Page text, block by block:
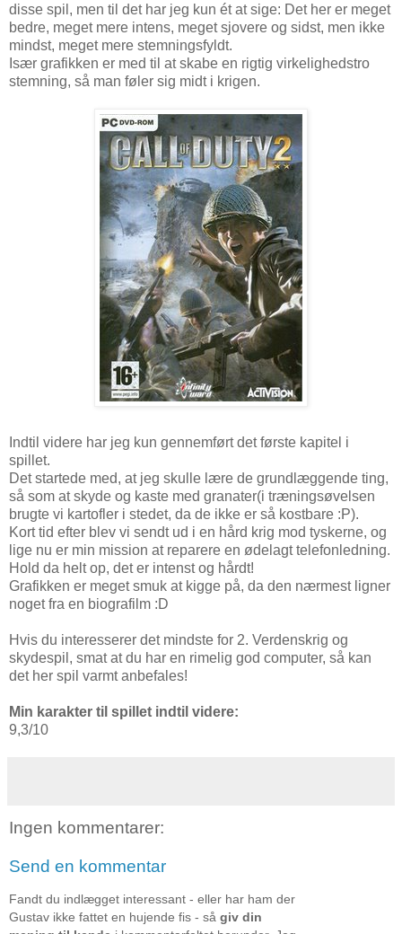
disse spil, men til det har jeg kun ét at sige: Det her er meget
bedre, meget mere intens, meget sjovere og sidst, men ikke
mindst, meget mere stemningsfyldt.
Især grafikken er med til at skabe en rigtig virkelighedstro
stemning, så man føler sig midt i krigen.
Indtil videre har jeg kun gennemført det første kapitel i
spillet.
Det startede med, at jeg skulle lære de grundlæggende ting,
så som at skyde og kaste med granater(i træningsøvelsen
brugte vi kartofler i stedet, da de ikke er så kostbare :P).
Kort tid efter blev vi sendt ud i en hård krig mod tyskerne, og
lige nu er min mission at reparere en ødelagt telefonledning.
Hold da helt op, det er intenst og hårdt!
Grafikken er meget smuk at kigge på, da den nærmest ligner
noget fra en biografilm :D
Hvis du interesserer det mindste for 2. Verdenskrig og
skydespil, smat at du har en rimelig god computer, så kan
det her spil varmt anbefales!
Min karakter til spillet indtil videre:
9,3/10
Ingen kommentarer:
Send en kommentar
Fandt du indlægget interessant - eller har ham der
Gustav ikke fattet en hujende fis - så giv din